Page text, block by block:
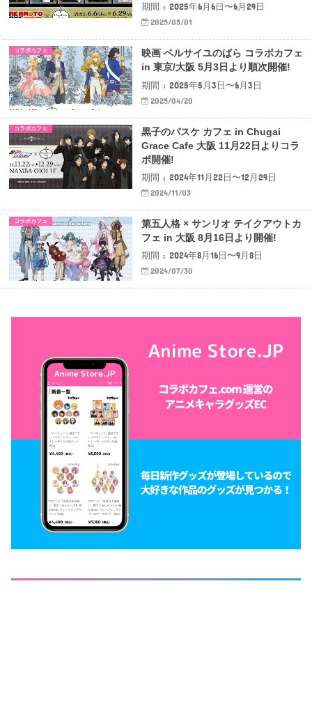
期間 : 2025年6月6日〜6月29日
2025/05/01
コラボカフェ
映画 ベルサイユのばら コラボカフェ
in 東京/大阪 5月3日より順次開催!
期間 : 2025年5月3日〜6月3日
2025/04/20
コラボカフェ
黒子のバスケ カフェ in Chugai
Grace Cafe 大阪 11月22日よりコラ
ボ開催!
期間 : 2024年11月22日〜12月29日
2024/11/03
コラボカフェ
第五人格 × サンリオ テイクアウトカ
フェ in 大阪 8月16日より開催!
期間 : 2024年8月16日〜9月8日
2024/07/30